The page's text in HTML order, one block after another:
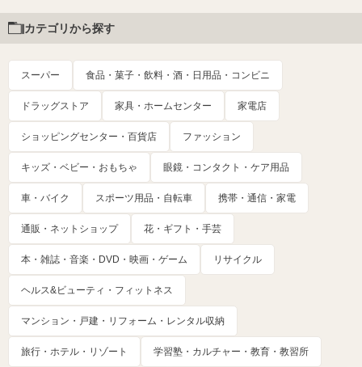
カテゴリから探す
スーパー 食品・菓子・飲料・酒・日用品・コンビニ
ドラッグストア 家具・ホームセンター 家電店
ショッピングセンター・百貨店 ファッション
キッズ・ベビー・おもちゃ 眼鏡・コンタクト・ケア用品
車・バイク スポーツ用品・自転車 携帯・通信・家電
通販・ネットショップ 花・ギフト・手芸
本・雑誌・音楽・DVD・映画・ゲーム リサイクル
ヘルス&ビューティ・フィットネス
マンション・戸建・リフォーム・レンタル収納
旅行・ホテル・リゾート 学習塾・カルチャー・教育・教習所